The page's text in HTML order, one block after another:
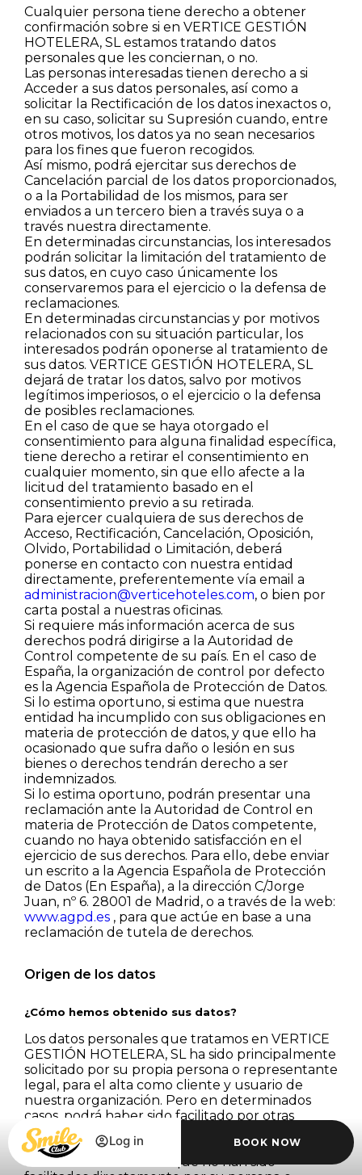
Log in BOOK NOW
Cualquier persona tiene derecho a obtener
confirmación sobre si en VERTICE GESTIÓN
HOTELERA, SL estamos tratando datos
personales que les conciernan, o no.
Las personas interesadas tienen derecho a si
Acceder a sus datos personales, así como a
solicitar la Rectificación de los datos inexactos o,
en su caso, solicitar su Supresión cuando, entre
otros motivos, los datos ya no sean necesarios
para los fines que fueron recogidos.
Así mismo, podrá ejercitar sus derechos de
Cancelación parcial de los datos proporcionados,
o a la Portabilidad de los mismos, para ser
enviados a un tercero bien a través suya o a
través nuestra directamente.
En determinadas circunstancias, los interesados
podrán solicitar la limitación del tratamiento de
sus datos, en cuyo caso únicamente los
conservaremos para el ejercicio o la defensa de
reclamaciones.
En determinadas circunstancias y por motivos
relacionados con su situación particular, los
interesados podrán oponerse al tratamiento de
sus datos. VERTICE GESTIÓN HOTELERA, SL
dejará de tratar los datos, salvo por motivos
legítimos imperiosos, o el ejercicio o la defensa
de posibles reclamaciones.
En el caso de que se haya otorgado el
consentimiento para alguna finalidad específica,
tiene derecho a retirar el consentimiento en
cualquier momento, sin que ello afecte a la
licitud del tratamiento basado en el
consentimiento previo a su retirada.
Para ejercer cualquiera de sus derechos de
Acceso, Rectificación, Cancelación, Oposición,
Olvido, Portabilidad o Limitación, deberá
ponerse en contacto con nuestra entidad
directamente, preferentemente vía email a
administracion@verticehoteles.com, o bien por
carta postal a nuestras oficinas.
Si requiere más información acerca de sus
derechos podrá dirigirse a la Autoridad de
Control competente de su país. En el caso de
España, la organización de control por defecto
es la Agencia Española de Protección de Datos.
Si lo estima oportuno, si estima que nuestra
entidad ha incumplido con sus obligaciones en
materia de protección de datos, y que ello ha
ocasionado que sufra daño o lesión en sus
bienes o derechos tendrán derecho a ser
indemnizados.
Si lo estima oportuno, podrán presentar una
reclamación ante la Autoridad de Control en
materia de Protección de Datos competente,
cuando no haya obtenido satisfacción en el
ejercicio de sus derechos. Para ello, debe enviar
un escrito a la Agencia Española de Protección
de Datos (En España), a la dirección C/Jorge
Juan, nº 6. 28001 de Madrid, o a través de la web:
www.agpd.es , para que actúe en base a una
reclamación de tutela de derechos.
Origen de los datos
¿Cómo hemos obtenido sus datos?
Los datos personales que tratamos en VERTICE
GESTIÓN HOTELERA, SL ha sido principalmente
solicitado por su propia persona o representante
legal, para el alta como cliente y usuario de
nuestra organización. Pero en determinados
casos, podrá haber sido facilitado por otras
organizaciones colaboradoras, para la prestación
del servicio solicitado.
En el caso de los datos que no han sido